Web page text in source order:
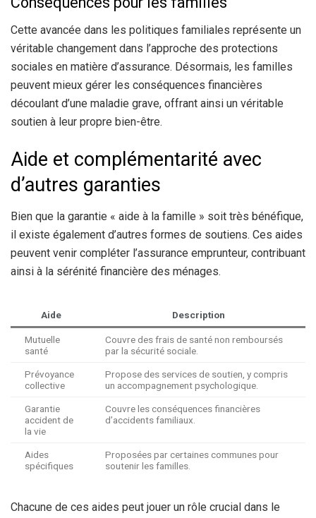
Cette avancée dans les politiques familiales représente un
véritable changement dans l’approche des protections
sociales en matière d’assurance. Désormais, les familles
peuvent mieux gérer les conséquences financières
découlant d’une maladie grave, offrant ainsi un véritable
soutien à leur propre bien-être.
Aide et complémentarité avec
d’autres garanties
Bien que la garantie « aide à la famille » soit très bénéfique,
il existe également d’autres formes de soutiens. Ces aides
peuvent venir compléter l’assurance emprunteur, contribuant
ainsi à la sérénité financière des ménages.
Aide Description
Mutuelle
santé
Couvre des frais de santé non remboursés
par la sécurité sociale.
Prévoyance
collective
Propose des services de soutien, y compris
un accompagnement psychologique.
Garantie
accident de
la vie
Couvre les conséquences financières
d’accidents familiaux.
Aides
spécifiques
Proposées par certaines communes pour
soutenir les familles.
Chacune de ces aides peut jouer un rôle crucial dans le